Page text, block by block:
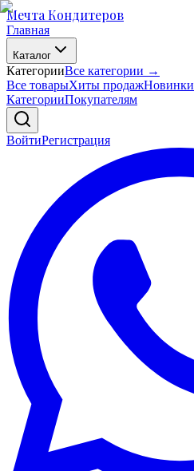
Мечта Кондитеров
Главная
Каталог
КатегорииВсе категории →
Все товарыХиты продажНовинки
КатегорииПокупателям
ВойтиРегистрация